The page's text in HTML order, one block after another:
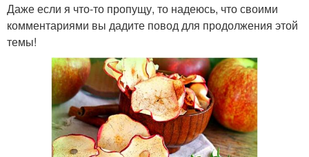
Даже если я что-то пропущу, то надеюсь, что своими
комментариями вы дадите повод для продолжения этой
темы!